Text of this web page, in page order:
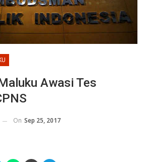
Awasi Tes
On Sep 25, 2017